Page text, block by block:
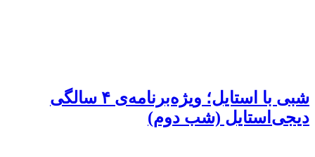
شبی با استایل؛ ویژه‌برنامه‌ی ۴ سالگی
دیجی‌استایل (شب دوم)